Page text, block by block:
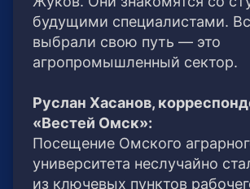
будущими специалистами.
выбрали свою путь — это
агропромышленный сектор.
Руслан Хасанов,
«Вестей Омск»:
Посещение Омского
университета неслучайно
из ключевых пунктов